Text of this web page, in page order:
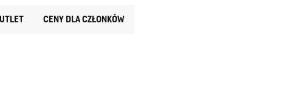
CENY DLA CZŁONKÓW